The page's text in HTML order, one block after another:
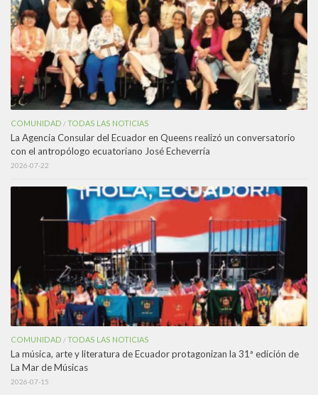
COMUNIDAD /TODAS LAS NOTICIAS
La Agencia Consular del Ecuador en Queens realizó un conversatorio
con el antropólogo ecuatoriano José Echeverría
2026-07-22
COMUNIDAD /TODAS LAS NOTICIAS
La música, arte y literatura de Ecuador protagonizan la 31ª edición de
La Mar de Músicas
2026-07-15